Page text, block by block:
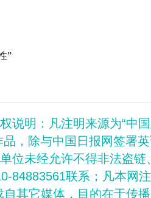
”
说明：凡注明来源为“中
品，除与中国日报网签署
位未经允许不得非法盗
84883561联系；凡本网
自其它媒体，目的在于传